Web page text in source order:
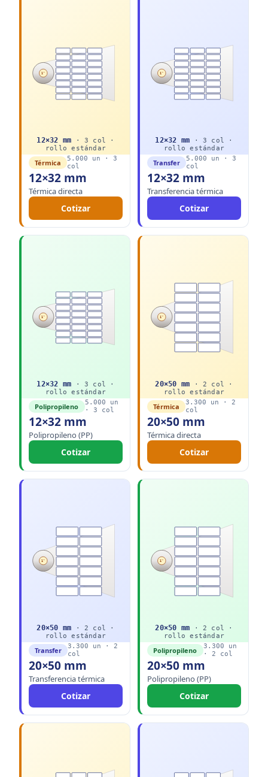
1"
12×32 mm · 3 col ·
rolloestándar
Térmica 5.000 un ·3
col
12×32 mm
Térmica directa
Cotizar
1"
12×32 mm · 3 col ·
rolloestándar
Transfer 5.000 un ·3
col
12×32 mm
Transferencia térmica
Cotizar
1"
12×32 mm · 3 col ·
rolloestándar
Polipropileno 5.000 un
· 3 col
12×32 mm
Polipropileno (PP)
Cotizar
1"
20×50 mm · 2 col ·
rolloestándar
Térmica 3.300 un ·2
col
20×50 mm
Térmica directa
Cotizar
1"
20×50 mm · 2 col ·
rolloestándar
Transfer 3.300 un ·2
col
20×50 mm
Transferencia térmica
Cotizar
1"
20×50 mm · 2 col ·
rolloestándar
Polipropileno 3.300 un
· 2 col
20×50 mm
Polipropileno (PP)
Cotizar